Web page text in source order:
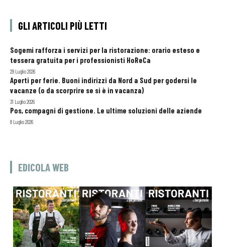
GLI ARTICOLI PIÙ LETTI
Sogemi rafforza i servizi per la ristorazione: orario esteso e
tessera gratuita per i professionisti HoReCa
29 Luglio 2026
Aperti per ferie. Buoni indirizzi da Nord a Sud per godersi le
vacanze (o da scorprire se si è in vacanza)
31 Luglio 2026
Pos, compagni di gestione. Le ultime soluzioni delle aziende
8 Luglio 2026
EDICOLA WEB